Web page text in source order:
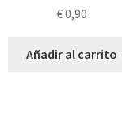
€0,90
Añadir al carrito